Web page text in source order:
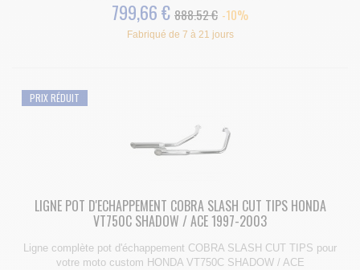
799,66 € 888.52 € -10%
Fabriqué de 7 à 21 jours
PRIX RÉDUIT
LIGNE POT D'ECHAPPEMENT COBRA SLASH CUT TIPS HONDA
VT750C SHADOW / ACE 1997-2003
Ligne complète pot d'échappement COBRA SLASH CUT TIPS pour
votre moto custom HONDA VT750C SHADOW / ACE